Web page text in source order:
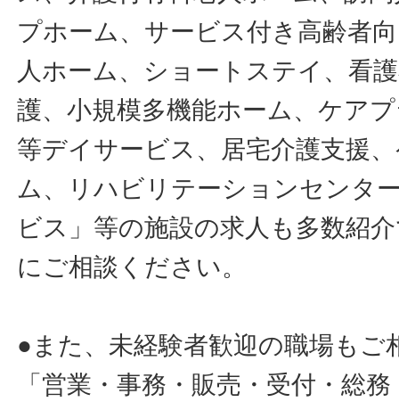
プホーム、サービス付き高齢者
人ホーム、ショートステイ、看
護、小規模多機能ホーム、ケア
等デイサービス、居宅介護支援
ム、リハビリテーションセンタ
ビス」等の施設の求人も多数紹
にご相談ください。
●また、未経験者歓迎の職場もご
「営業・事務・販売・受付・総